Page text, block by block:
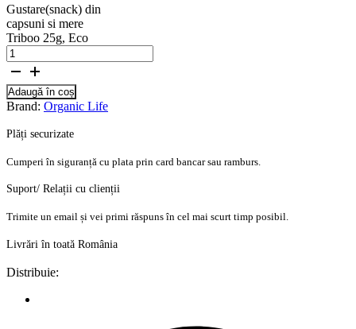
Gustare(snack) din
capsuni si mere
Triboo 25g, Eco
Adaugă în coș
Brand: Organic Life
Plăți securizate
Cumperi în siguranță cu plata prin card bancar sau ramburs.
Suport/ Relații cu clienții
Trimite un email și vei primi răspuns în cel mai scurt timp posibil.
Livrări în toată România
Distribuie: